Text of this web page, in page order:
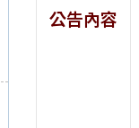
公告內容